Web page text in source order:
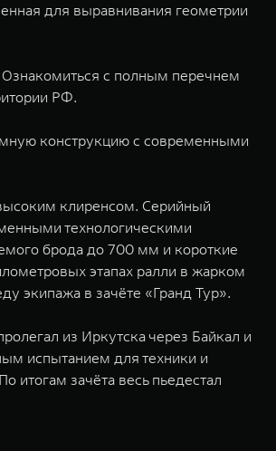
для выравнивания геометрии
с полным перечнем
РФ.
конструкцию с современными
клиренсом. Серийный
технологическими
брода до 700 мм и короткие
этапах ралли в жарком
экипажа в зачёте «Гранд Тур».
из Иркутска через Байкал и
испытанием для техники и
итогам зачёта весь пьедестал